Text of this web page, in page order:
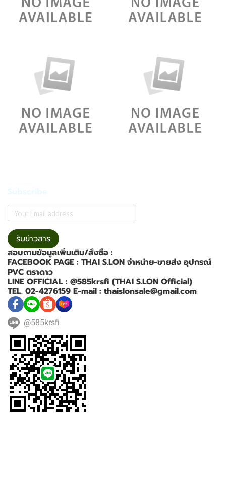
รับข่าวสาร
สอบถามข้อมูลเพิ่มเติม/สั่งซื้อ :
FACEBOOK PAGE : THAI S.LON จำหน่าย-ขายส่ง อุปกรณ์
PVC ตราดาว
LINE OFFICIAL : @585krsfi (THAI S.LON Official)
TEL. 02-4276159 E-mail : thaislonsale@gmail.com
@585krsfi